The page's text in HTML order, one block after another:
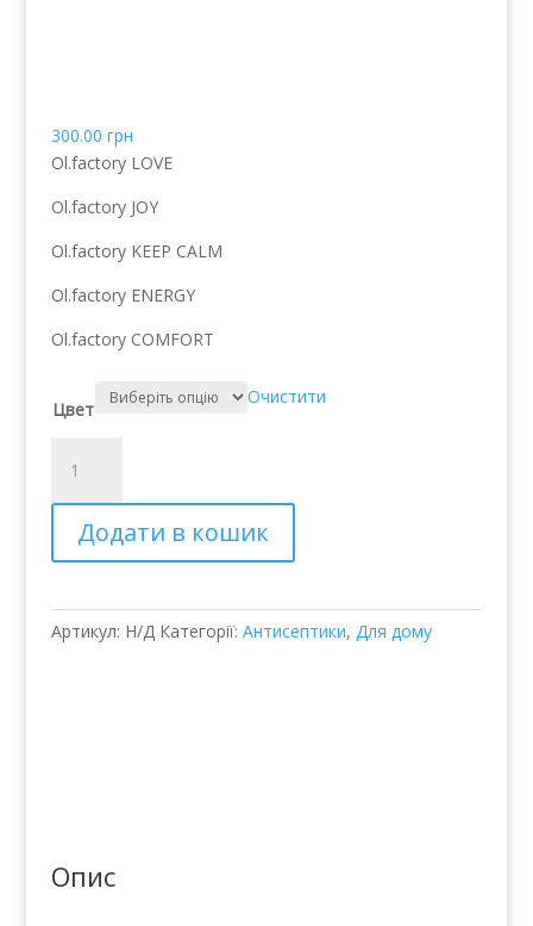
300.00 грн
Ol.factory LOVE
Ol.factory JOY
Ol.factory KEEP CALM
Ol.factory ENERGY
Ol.factory COMFORT
Цвет
Очистити
антибактериальных
увлажняющих
санитайзеров
для
на
гелевой
Додати в кошик
Артикул: Н/Д Категорії: Антисептики, Для дому
Опис